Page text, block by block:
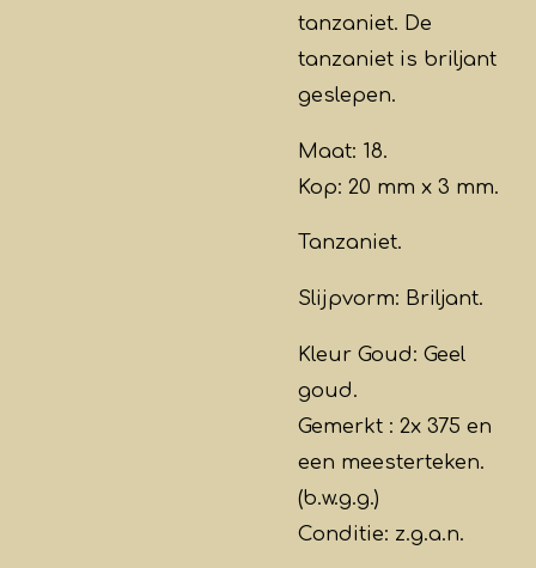
tanzaniet. De
tanzaniet is briljant
geslepen.
Maat: 18.
Kop: 20 mm x 3 mm.
Tanzaniet.
Slijpvorm: Briljant.
Kleur Goud: Geel
goud.
Gemerkt : 2x 375 en
een meesterteken.
(b.w.g.g.)
Conditie: z.g.a.n.